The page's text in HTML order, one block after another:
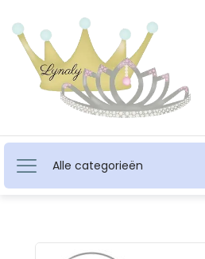
Alle categorieën